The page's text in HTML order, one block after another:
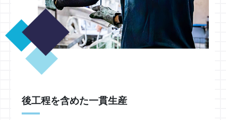
後工程を含めた一貫生産